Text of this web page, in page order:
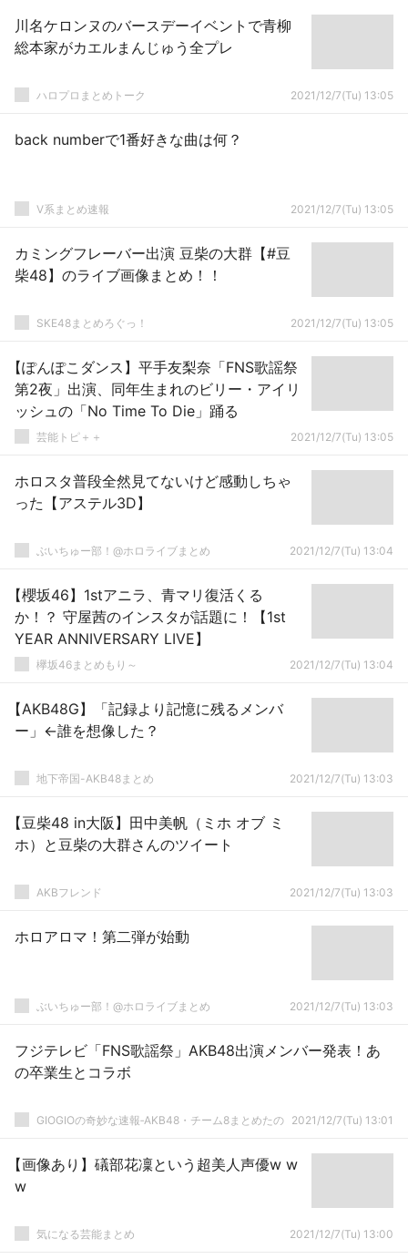
川名ケロンヌのバースデーイベントで青柳
総本家がカエルまんじゅう全プレ
ハロプロまとめトーク 2021/12/7(Tu) 13:05
back numberで1番好きな曲は何？
V系まとめ速報 2021/12/7(Tu) 13:05
カミングフレーバー出演 豆柴の大群【#豆
柴48】のライブ画像まとめ！！
SKE48まとめろぐっ！ 2021/12/7(Tu) 13:05
【ぽんぽこダンス】平手友梨奈「FNS歌謡祭
第2夜」出演、同年生まれのビリー・アイリ
ッシュの「No Time To Die」踊る
芸能トピ＋＋ 2021/12/7(Tu) 13:05
ホロスタ普段全然見てないけど感動しちゃ
った【アステル3D】
ぶいちゅー部！@ホロライブまとめ 2021/12/7(Tu) 13:04
【櫻坂46】1stアニラ、青マリ復活くる
か！？ 守屋茜のインスタが話題に！【1st
YEAR ANNIVERSARY LIVE】
欅坂46まとめもり～ 2021/12/7(Tu) 13:04
【AKB48G】「記録より記憶に残るメンバ
ー」←誰を想像した？
地下帝国-AKB48まとめ 2021/12/7(Tu) 13:03
【豆柴48 in大阪】田中美帆（ミホ オブ ミ
ホ）と豆柴の大群さんのツイート
AKBフレンド 2021/12/7(Tu) 13:03
ホロアロマ！第二弾が始動
ぶいちゅー部！@ホロライブまとめ 2021/12/7(Tu) 13:03
フジテレビ「FNS歌謡祭」AKB48出演メンバー発表！あ
の卒業生とコラボ
GIOGIOの奇妙な速報‐AKB48・チーム8まとめたの 2021/12/7(Tu) 13:01
【画像あり】礒部花凜という超美人声優w w
w
気になる芸能まとめ 2021/12/7(Tu) 13:00